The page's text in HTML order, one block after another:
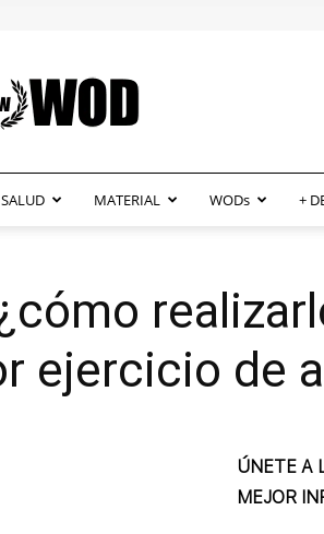
ZonaWOD
SALUD MATERIAL WODs +
ejercicio de
ÚNETE A
MEJOR